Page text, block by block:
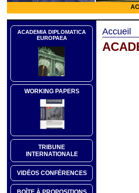
ACADEMIA DIPLOMATICA
EUROPAEA
WORKING PAPERS
TRIBUNE
INTERNATIONALE
VIDÉOS CONFÉRENCES
Accueil